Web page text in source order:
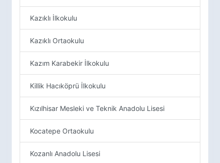
Kazıklı İlkokulu
Kazıklı Ortaokulu
Kazım Karabekir İlkokulu
Killik Hacıköprü İlkokulu
Kızılhisar Mesleki ve Teknik Anadolu Lisesi
Kocatepe Ortaokulu
Kozanlı Anadolu Lisesi